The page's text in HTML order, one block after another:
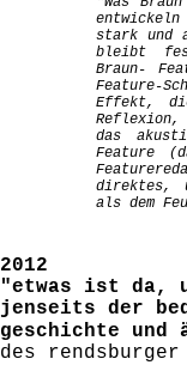
stark und
bleibt
Braun-
Feature-
Effekt,
das
Feature
direktes,
als dem
2012
"etwas ist da,
jenseits der
geschichte
des